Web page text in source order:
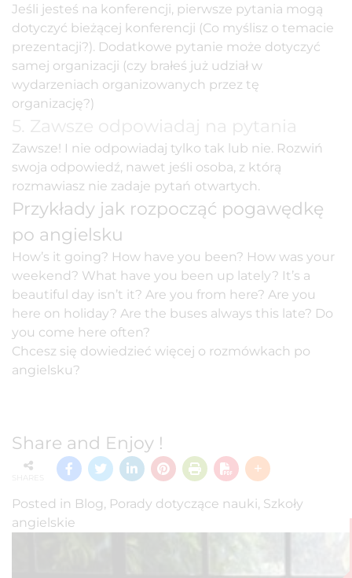
Jeśli jesteś na konferencji, pierwsze pytania mogą
dotyczyć bieżącej konferencji (Co myślisz o temacie
prezentacji?). Dodatkowe pytanie może dotyczyć
samej organizacji (czy brałeś już udział w
wydarzeniach organizowanych przez tę
organizację?)
5. Zawsze odpowiadaj na pytania
Zawsze! I nie odpowiadaj tylko tak lub nie. Rozwiń
swoja odpowiedź, nawet jeśli osoba, z którą
rozmawiasz nie zadaje pytań otwartych.
Przykłady jak rozpocząć pogawędkę
po angielsku
How’s it going? How have you been? How was your
weekend? What have you been up lately? It’s a
beautiful day isn’t it? Are you from here? Are you
here on holiday? Are the buses always this late? Do
you come here often?
Chcesz się dowiedzieć więcej o rozmówkach po
angielsku?
Share and Enjoy !
Posted in Blog, Porady dotyczące nauki, Szkoły
angielskie